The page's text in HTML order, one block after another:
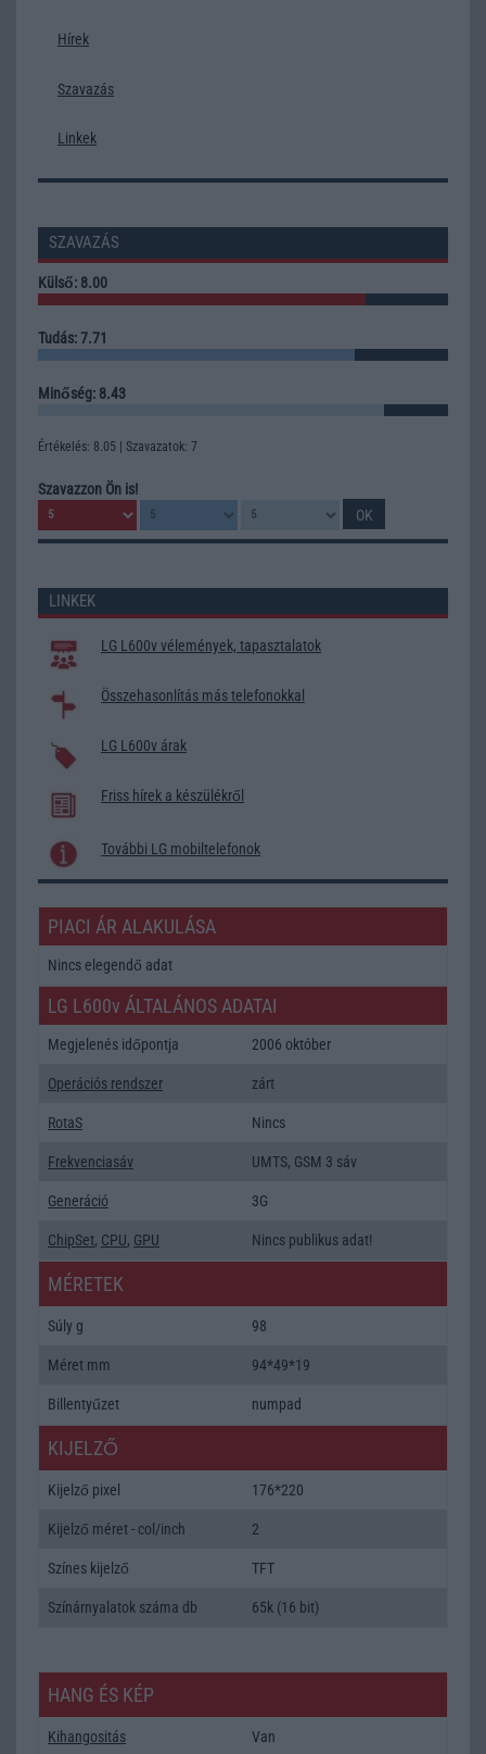
Hírek
Szavazás
Linkek
SZAVAZÁS
Külső: 8.00
Tudás: 7.71
Minőség: 8.43
Értékelés: 8.05 | Szavazatok: 7
Szavazzon Ön is!
LINKEK
LG L600v vélemények, tapasztalatok
Összehasonlítás más telefonokkal
LG L600v árak
Friss hírek a készülékről
További LG mobiltelefonok
PIACI ÁR ALAKULÁSA
Nincs elegendő adat
LG L600v ÁLTALÁNOS ADATAI
Megjelenés időpontja 2006 október
Operációs rendszer zárt
RotaS Nincs
Frekvenciasáv UMTS, GSM 3 sáv
Generáció 3G
ChipSet, CPU, GPU Nincs publikus adat!
MÉRETEK
Súly g 98
Méret mm 94*49*19
Billentyűzet numpad
KIJELZŐ
Kijelző pixel 176*220
Kijelző méret - col/inch 2
Színes kijelző TFT
Színárnyalatok száma db 65k (16 bit)
HANG ÉS KÉP
Kihangositás Van